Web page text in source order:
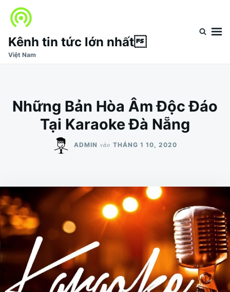
Nhảy
đến
nội
dung
Tìm
kiếm
cho:
Kênh tin tức lớn nhất
Việt Nam
Những Bản Hòa Âm Độc Đáo
Tại Karaoke Đà Nẵng
ADMIN vào THÁNG 1 10, 2020